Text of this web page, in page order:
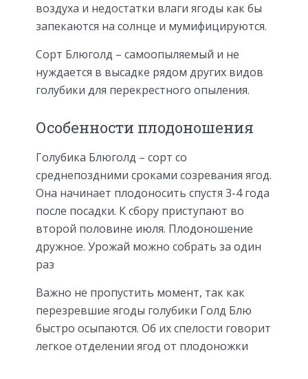
воздуха и недостатки влаги ягоды как бы
запекаются на солнце и мумифицируются.
Сорт Блюголд – самоопыляемый и не
нуждается в высадке рядом других видов
голубики для перекрестного опыления.
Особенности плодоношения
Голубика Блюголд – сорт со
среднепоздними сроками созревания ягод.
Она начинает плодоносить спустя 3-4 года
после посадки. К сбору приступают во
второй половине июля. Плодоношение
дружное. Урожай можно собрать за один
раз
Важно не пропустить момент, так как
перезревшие ягоды голубики Голд Блю
быстро осыпаются. Об их спелости говорит
легкое отделении ягод от плодоножки